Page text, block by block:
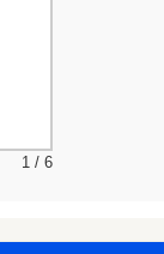
1 / 6